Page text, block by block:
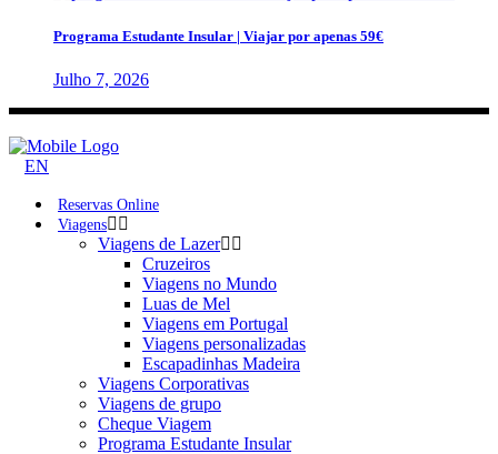
Programa Estudante Insular | Viajar por apenas 59€
Julho 7, 2026
EN
Reservas Online
Viagens
Viagens de Lazer
Cruzeiros
Viagens no Mundo
Luas de Mel
Viagens em Portugal
Viagens personalizadas
Escapadinhas Madeira
Viagens Corporativas
Viagens de grupo
Cheque Viagem
Programa Estudante Insular